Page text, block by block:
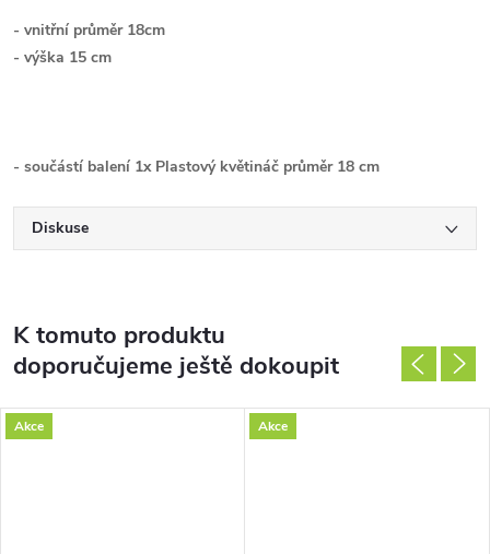
- vnitřní průměr 18cm
- výška 15 cm
- součástí balení 1x Plastový květináč průměr 18 cm
Diskuse
K tomuto produktu
doporučujeme ještě dokoupit
Akce Akce